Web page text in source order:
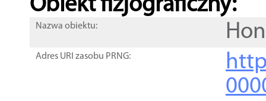
Obiekt fizjograficzny:
Nazwa obiektu:
Adres URI zasobu PRNG: